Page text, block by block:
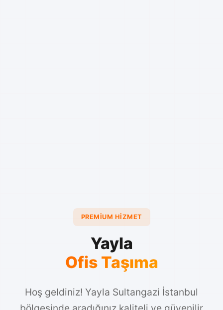
PREMIUM HIZMET
Yayla
Ofis Taşıma
Hoş geldiniz! Yayla Sultangazi İstanbul
bölgesinde aradığınız kaliteli ve güvenilir